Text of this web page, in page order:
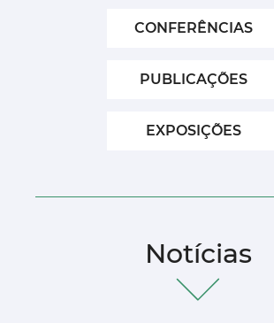
CONFERÊNCIAS
PUBLICAÇÕES
EXPOSIÇÕES
Notícias